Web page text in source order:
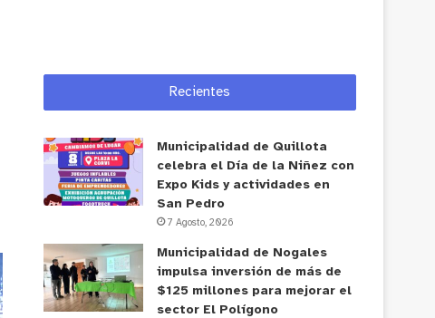
Recientes
Municipalidad de Quillota
celebra el Día de la Niñez con
Expo Kids y actividades en
San Pedro
7 Agosto, 2026
Municipalidad de Nogales
impulsa inversión de más de
$125 millones para mejorar el
sector El Polígono